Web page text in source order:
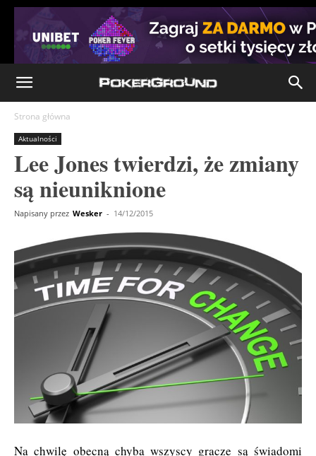
Strona główna
Aktualności
Lee Jones twierdzi, że zmiany
są nieuniknione
Napisany przez Wesker - 14/12/2015
Na chwilę obecną chyba wszyscy gracze są świadomi